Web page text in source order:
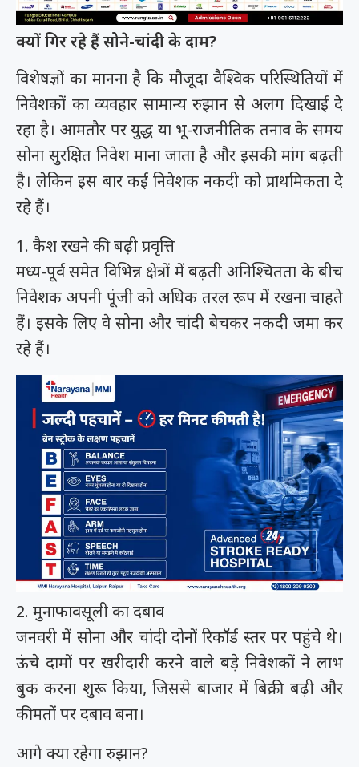
क्यों गिर रहे हैं सोने-चांदी के दाम?
विशेषज्ञों का मानना है कि मौजूदा वैश्विक परिस्थितियों में
निवेशकों का व्यवहार सामान्य रुझान से अलग दिखाई दे
रहा है। आमतौर पर युद्ध या भू-राजनीतिक तनाव के समय
सोना सुरक्षित निवेश माना जाता है और इसकी मांग बढ़ती
है। लेकिन इस बार कई निवेशक नकदी को प्राथमिकता दे
रहे हैं।
1. कैश रखने की बढ़ी प्रवृत्ति
मध्य-पूर्व समेत विभिन्न क्षेत्रों में बढ़ती अनिश्चितता के बीच
निवेशक अपनी पूंजी को अधिक तरल रूप में रखना चाहते
हैं। इसके लिए वे सोना और चांदी बेचकर नकदी जमा कर
रहे हैं।
2. मुनाफावसूली का दबाव
जनवरी में सोना और चांदी दोनों रिकॉर्ड स्तर पर पहुंचे थे।
ऊंचे दामों पर खरीदारी करने वाले बड़े निवेशकों ने लाभ
बुक करना शुरू किया, जिससे बाजार में बिक्री बढ़ी और
कीमतों पर दबाव बना।
आगे क्या रहेगा रुझान?